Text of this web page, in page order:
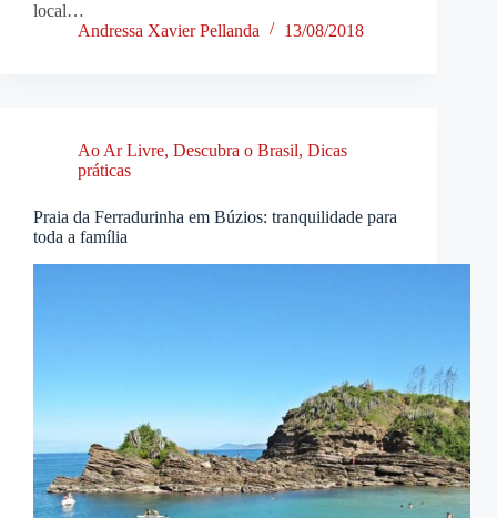
local…
Andressa Xavier Pellanda
13/08/2018
Ao Ar Livre, Descubra o Brasil, Dicas
práticas
Praia da Ferradurinha em Búzios: tranquilidade para
toda a família